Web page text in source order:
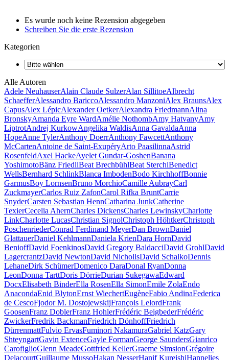
Es wurde noch keine Rezension abgegeben
Schreiben Sie die erste Rezension
Kategorien
Alle Autoren
Adele NeuhauserAlain Claude SulzerAlan SillitoeAlbrecht
SchaefferAlessandro BariccoAlessandro ManzoniAlex BraunsAlex
CapusAlex LépicAlexander OetkerAlexandra FriedmannAlina
BronskyAmanda Eyre WardAmélie NothombAmy HatvanyAmy
LiptrotAndrej KurkowAngelika WaldisAnna GavaldaAnna
HopeAnne TylerAnthony DoerrAnthony FawcettAnthony
McCartenAntoine de Saint-ExupéryArto PaasilinnaAstrid
RosenfeldAxel HackeAyelet Gundar-GoshenBanana
YoshimotoBänz FriedliBeat BrechbühlBeat SterchiBenedict
WellsBernhard SchlinkBlanca ImbodenBodo KirchhoffBonnie
GarmusBoy LornsenBruno MorchioCamille AubrayCarl
ZuckmayerCarlos Ruiz ZafonCarol Rifka BruntCarrie
SnyderCarsten Sebastian HennCatharina JunkCatherine
TexierCecelia AhernCharles DickensCharles LewinskyCharlotte
LinkCharlotte LucasChristian SignolChristoph HöhtkerChristoph
PoschenriederConrad Ferdinand MeyerDan BrownDaniel
GlattauerDaniel KehlmannDaniela KrienDara HornDavid
BenioffDavid FoenkinosDavid Gregory BaldacciDavid GrohlDavid
LagercrantzDavid NewtonDavid NichollsDavid SchalkoDennis
LehaneDirk SchümerDomenico DaraDonal RyanDonna
LeonDonna TarttDoris DörrieDurian SukegawaEdward
DocxElisabeth BinderElla RosenElla SimonEmile ZolaEndo
AnacondaEnid BlytonErnst WiechertEugèneFabio AndinaFederica
de CescoFjodor M. DostojewskijFrançois LelordFrank
GoosenFranz DoblerFranz HohlerFrédéric BeigbederFrédéric
ZwickerFredrik BackmanFriedrich DönhoffFriedrich
DürrenmattFulvio ErvasFuminori NakamuraGabriel KatzGary
ShteyngartGavin ExtenceGayle FormanGeorge SaundersGianrico
CarofiglioGlenn MeadeGottfried KellerGraeme SimsionGrégoire
DelacourtGuillaume MussoHakan NesserHanif KureishiHannelies